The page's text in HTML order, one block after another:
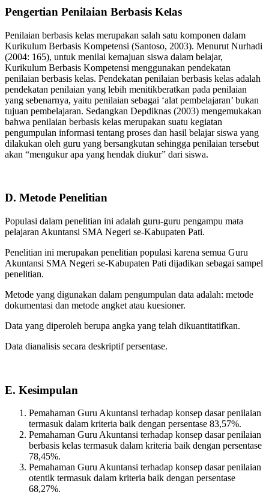
Pengertian Penilaian Berbasis Kelas
Penilaian berbasis kelas merupakan salah satu komponen dalam
Kurikulum Berbasis Kompetensi (Santoso, 2003). Menurut Nurhadi
(2004: 165), untuk menilai kemajuan siswa dalam belajar,
Kurikulum Berbasis Kompetensi menggunakan pendekatan
penilaian berbasis kelas. Pendekatan penilaian berbasis kelas adalah
pendekatan penilaian yang lebih menitikberatkan pada penilaian
yang sebenarnya, yaitu penilaian sebagai ‘alat pembelajaran’ bukan
tujuan pembelajaran. Sedangkan Depdiknas (2003) mengemukakan
bahwa penilaian berbasis kelas merupakan suatu kegiatan
pengumpulan informasi tentang proses dan hasil belajar siswa yang
dilakukan oleh guru yang bersangkutan sehingga penilaian tersebut
akan “mengukur apa yang hendak diukur” dari siswa.
D. Metode Penelitian
Populasi dalam penelitian ini adalah guru-guru pengampu mata
pelajaran Akuntansi SMA Negeri se-Kabupaten Pati.
Penelitian ini merupakan penelitian populasi karena semua Guru
Akuntansi SMA Negeri se-Kabupaten Pati dijadikan sebagai sampel
penelitian.
Metode yang digunakan dalam pengumpulan data adalah: metode
dokumentasi dan metode angket atau kuesioner.
Data yang diperoleh berupa angka yang telah dikuantitatifkan.
Data dianalisis secara deskriptif persentase.
E. Kesimpulan
Pemahaman Guru Akuntansi terhadap konsep dasar penilaian
termasuk dalam kriteria baik dengan persentase 83,57%.
Pemahaman Guru Akuntansi terhadap konsep dasar penilaian
berbasis kelas termasuk dalam kriteria baik dengan persentase
78,45%.
Pemahaman Guru Akuntansi terhadap konsep dasar penilaian
otentik termasuk dalam kriteria baik dengan persentase
68,27%.